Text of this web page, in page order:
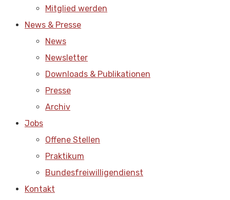
Mitglied werden
News & Presse
News
Newsletter
Downloads & Publikationen
Presse
Archiv
Jobs
Offene Stellen
Praktikum
Bundesfreiwilligendienst
Kontakt